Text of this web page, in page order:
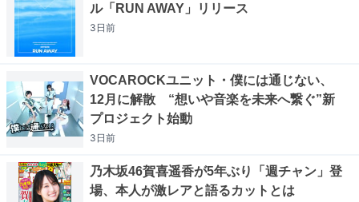
ル「RUN AWAY」リリース
3日前
VOCAROCKユニット・僕には通じない、
12月に解散 “想いや音楽を未来へ繋ぐ”新
プロジェクト始動
3日前
乃木坂46賀喜遥香が5年ぶり「週チャン」登
場、本人が激レアと語るカットとは